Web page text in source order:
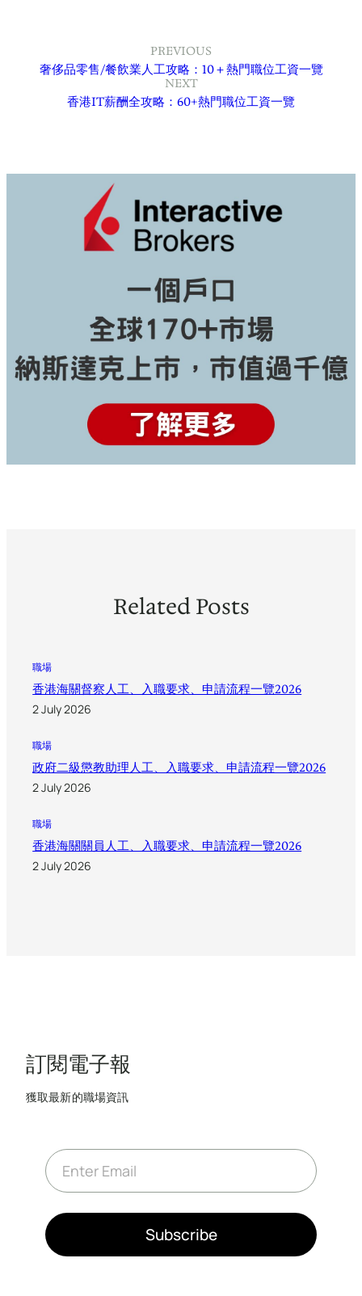
PREVIOUS
奢侈品零售/餐飲業人工攻略：10＋熱門職位工資一覽
NEXT
香港IT薪酬全攻略：60+熱門職位工資一覽
Related Posts
職場
香港海關督察人工、入職要求、申請流程一覽2026
2 July 2026
職場
政府二級懲教助理人工、入職要求、申請流程一覽2026
2 July 2026
職場
香港海關關員人工、入職要求、申請流程一覽2026
2 July 2026
訂閱電子報
獲取最新的職場資訊
E
m
a
*
Subscribe